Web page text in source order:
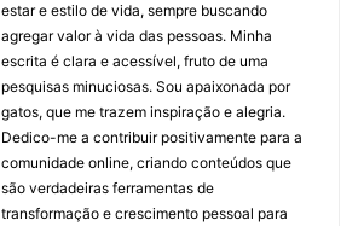
estar e estilo de vida, sempre buscando
agregar valor à vida das pessoas. Minha
escrita é clara e acessível, fruto de uma
pesquisas minuciosas. Sou apaixonada por
gatos, que me trazem inspiração e alegria.
Dedico-me a contribuir positivamente para a
comunidade online, criando conteúdos que
são verdadeiras ferramentas de
transformação e crescimento pessoal para